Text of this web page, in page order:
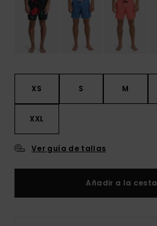
XS S M
XXL
Ver guía de tallas
Añadir a la cesta